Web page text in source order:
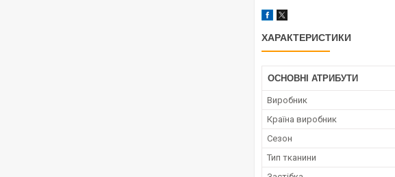
ХАРАКТЕРИСТИКИ
ОСНОВНІ АТРИБУТИ
Виробник
Країна виробник
Сезон
Тип тканини